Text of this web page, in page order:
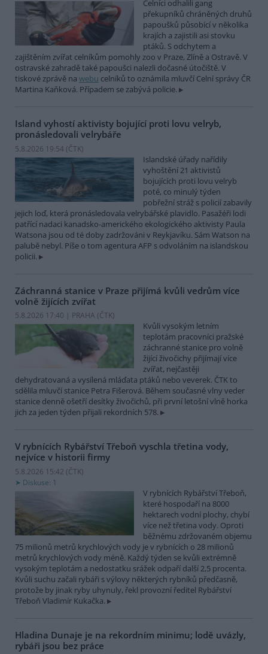
Celníci odhalili gang
překupníků chráněných druhů
papoušků působící v několika
krajích a zajistili asi stovku
ptáků. S odchytem a
zajištěním zvířat celníkům pomohly zoo v Praze, Zlíně a Ostravě. V
ostravské zahradě také papoušci nalezli dočasné útočiště. V
tiskové zprávě na webu celníků to oznámila mluvčí Celní správy ČR
Martina Kaňková. Případem se zabývá policie.
Island vyhostí aktivisty bojující proti lovu velryb,
pronásledovali velrybáře
5.8.2026 19:54 (ČTK)
Islandské úřady nařídily
vyhoštění 21 aktivistů
bojujících proti lovu velryb
poté, co minulý týden
pobřežní stráž s policií zabavily
jejich loď, která pronásledovala velrybářské plavidlo. Pasažéři lodi
patřící nadaci kanadsko-amerického ekologického aktivisty Paula
Watsona jsou od té doby zadržováni v Reykjavíku. Sám Watson na
palubě nebyl. Píše o tom agentura AFP s odvoláním na islandskou
policii.
Záchranná stanice v Praze přijímá kvůli vedrům více
volně žijících zvířat
5.8.2026 17:40 | PRAHA (ČTK)
Kvůli vysokým letním
teplotám pracovníci pražské
záchranné stanice pro volně
žijící živočichy přijímají více
zvířat, nejčastěji
dehydratovaná a vysílená mláďata ptáků nebo veverek. ČTK to
sdělila mluvčí stanice Petra Fišerová. Během současné vlny veder
stanice denně ošetří desítky živočichů, při první letošní vlně horka
jich za jeden týden přijali rekordních 578.
V rybnících Rybářství Třeboň vyschla třetina vody,
nejvíce v historii firmy
5.8.2026 15:42 (ČTK)
Diskuse: 1
V rybnících Rybářství Třeboň,
které hospodaří na 8000
hektarech vodní plochy, chybí
více než třetina vody. Oproti
běžnému zdržovaném objemu
75 milionů metrů krychlových vody je v rybnících o 28 milionů
metrů krychlových vody méně. Každý týden se kvůli extrémně
vysokým teplotám a nedostatku srážek odpaří další 2,5 procenta.
Kvůli suchu začali rybáři s výlovy některých rybníků předčasně,
protože by jinak ryby uhynuly, řekl provozní ředitel Rybářství
Třeboň Vladimír Kukačka.
Hladina Dunaje je na rekordním minimu; lodě uvázly,
rybáři jsou bez práce